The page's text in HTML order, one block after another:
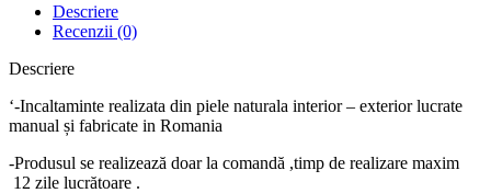
Descriere
Recenzii (0)
Descriere
‘-Incaltaminte realizata din piele naturala interior – exterior lucrate
manual și fabricate in Romania
-Produsul se realizează doar la comandă ,timp de realizare maxim
12 zile lucrătoare .